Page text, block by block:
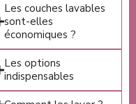
Les couches lavables
sont-elles
économiques ?
Les options
indispensables